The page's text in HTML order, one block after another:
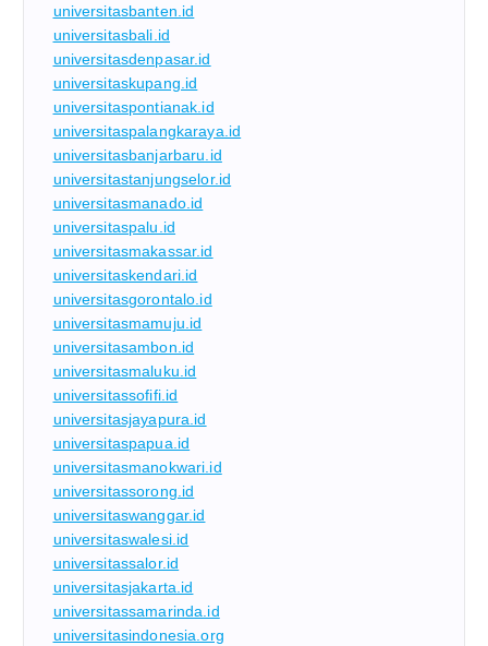
universitasbanten.id
universitasbali.id
universitasdenpasar.id
universitaskupang.id
universitaspontianak.id
universitaspalangkaraya.id
universitasbanjarbaru.id
universitastanjungselor.id
universitasmanado.id
universitaspalu.id
universitasmakassar.id
universitaskendari.id
universitasgorontalo.id
universitasmamuju.id
universitasambon.id
universitasmaluku.id
universitassofifi.id
universitasjayapura.id
universitaspapua.id
universitasmanokwari.id
universitassorong.id
universitaswanggar.id
universitaswalesi.id
universitassalor.id
universitasjakarta.id
universitassamarinda.id
universitasindonesia.org